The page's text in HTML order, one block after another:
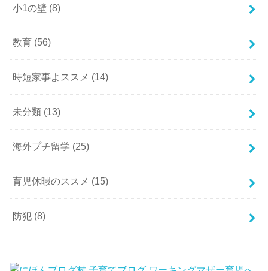
小1の壁 (8)
教育 (56)
時短家事よススメ (14)
未分類 (13)
海外プチ留学 (25)
育児休暇のススメ (15)
防犯 (8)